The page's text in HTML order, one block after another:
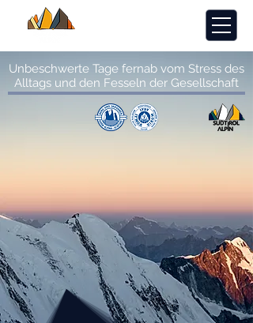
Unbeschwerte Tage fernab vom Stress des
Alltags und den Fesseln der Gesellschaft